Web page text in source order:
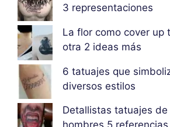
3 representaciones
La flor como cover up
otra 2 ideas más
6 tatuajes que
diversos estilos
Detallistas tatuajes